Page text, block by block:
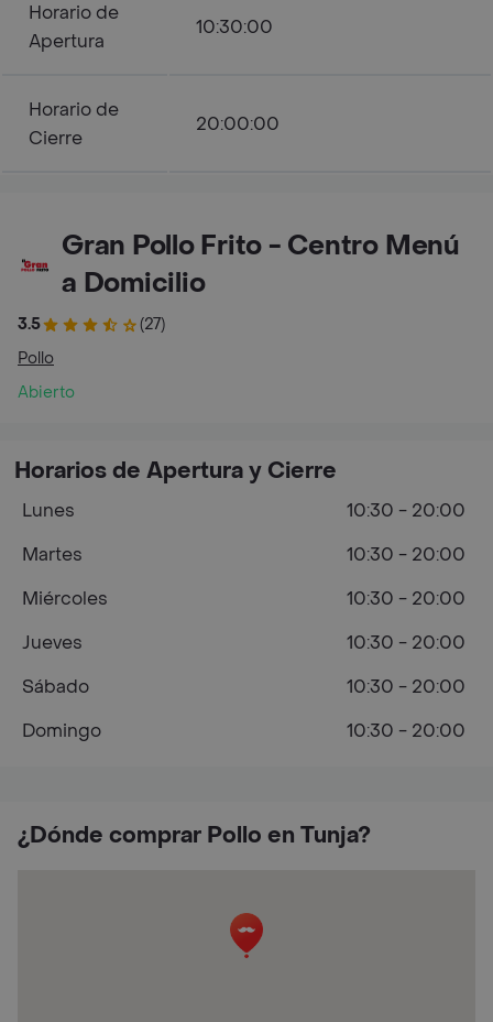
Horario de
Apertura
10:30:00
Horario de
Cierre
20:00:00
Gran Pollo Frito - Centro Menú
a Domicilio
3.5
(27)
Pollo
Abierto
¿Dónde comprar Pollo en Tunja?
Horarios de Apertura y Cierre
Lunes
10:30 - 20:00
Martes
10:30 - 20:00
Miércoles
10:30 - 20:00
Jueves
10:30 - 20:00
Sábado
10:30 - 20:00
Domingo
10:30 - 20:00